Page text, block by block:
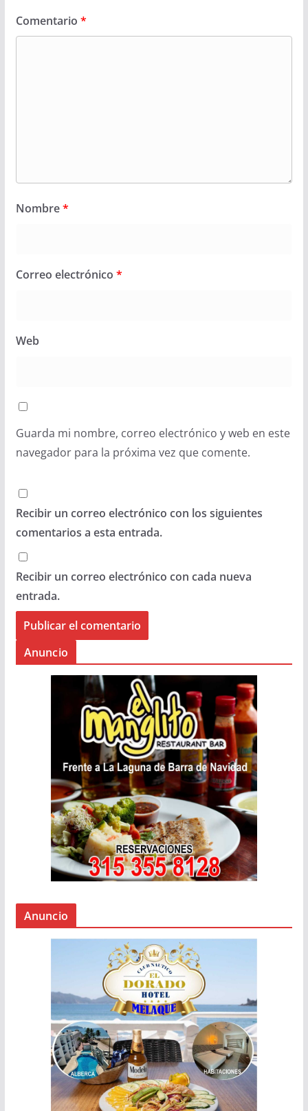
Comentario *
Nombre*
Correo electrónico *
Web
Guarda mi nombre, correo electrónico y web en este
navegador para la próxima vez que comente.
Recibir un correo electrónico con los siguientes
comentarios a esta entrada.
Recibir un correo electrónico con cada nueva
entrada.
Anuncio
Anuncio